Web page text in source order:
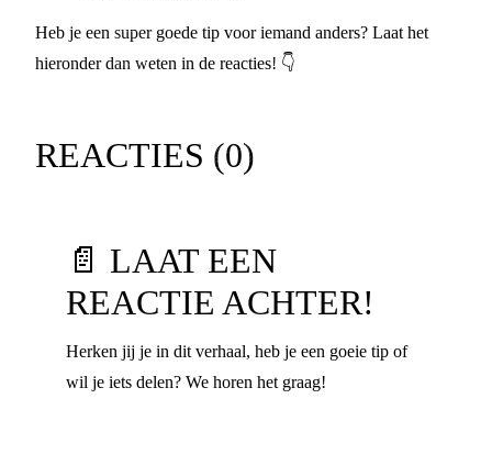
Heb je een super goede tip voor iemand anders? Laat het
hieronder dan weten in de reacties! 👇
REACTIES (0)
📄 LAAT EEN
REACTIE ACHTER!
Herken jij je in dit verhaal, heb je een goeie tip of
wil je iets delen? We horen het graag!